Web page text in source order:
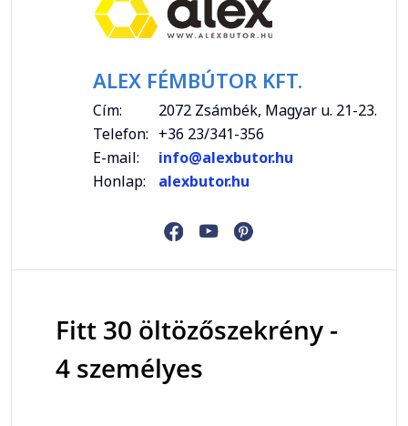
ALEX FÉMBÚTOR KFT.
Cím:
2072 Zsámbék, Magyar u. 21-23.
Telefon: +36 23/341-356
E-mail:
info@alexbutor.hu
Honlap:
alexbutor.hu
Fitt 30 öltözőszekrény -
4 személyes